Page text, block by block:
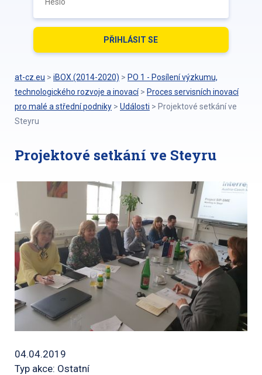
at-cz.eu > iBOX (2014-2020) > PO 1 - Posílení výzkumu,
technologického rozvoje a inovací > Proces servisních inovací
pro malé a střední podniky > Události > Projektové setkání ve
Steyru
Projektové setkání ve Steyru
04.04.2019
Typ akce: Ostatní